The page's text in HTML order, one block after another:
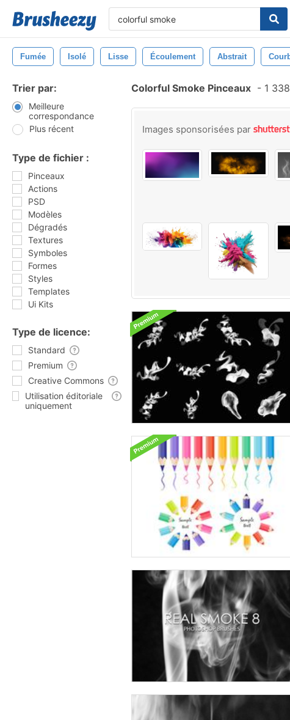
Fumée Isolé Lisse Écoulement Abstrait
Trier par:
Meilleure
correspondance
Plus récent
Type de fichier :
Pinceaux
Actions
PSD
Modèles
Dégradés
Textures
Symboles
Formes
Styles
Templates
Ui Kits
Type de licence:
Standard
Premium
Creative Commons
Utilisation éditoriale
uniquement
Colorful Smoke Pinceaux - 1
Images sponsorisées par